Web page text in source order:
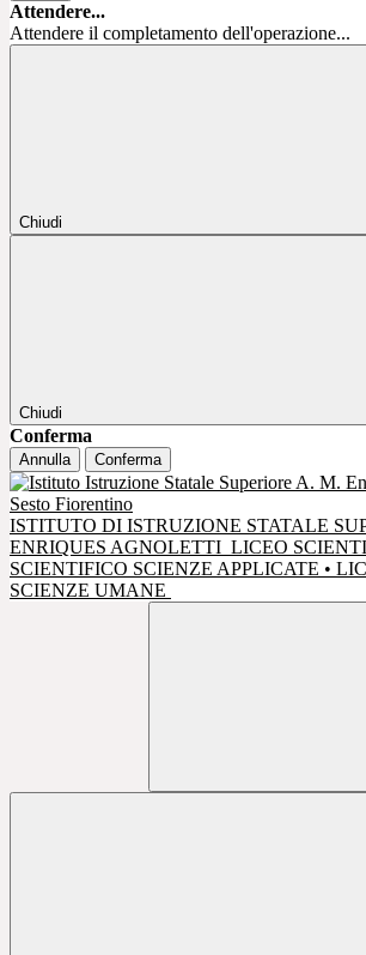
Attendere...
Attendere il completamento dell'operazione...
Chiudi
Chiudi
Conferma
Annulla Conferma
ISTITUTO DI ISTRUZIONE STATALE
ENRIQUES AGNOLETTI LICEO
SCIENTIFICO SCIENZE APPLICATE •
SCIENZE UMANE